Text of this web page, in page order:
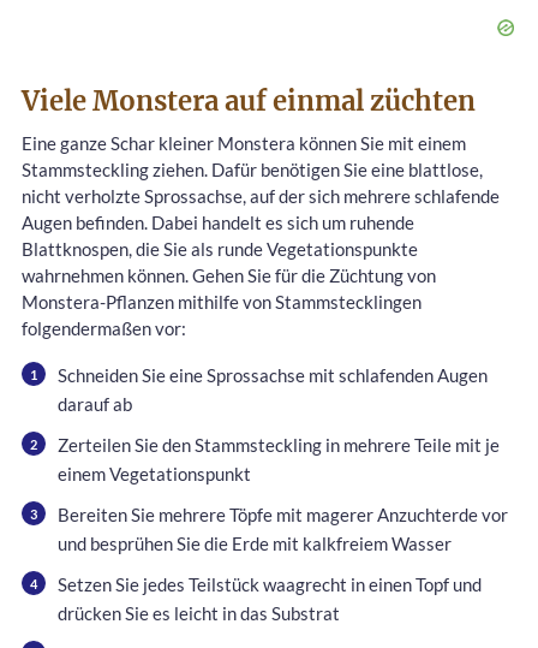
Viele Monstera auf einmal züchten
Eine ganze Schar kleiner Monstera können Sie mit einem
Stammsteckling ziehen. Dafür benötigen Sie eine blattlose,
nicht verholzte Sprossachse, auf der sich mehrere schlafende
Augen befinden. Dabei handelt es sich um ruhende
Blattknospen, die Sie als runde Vegetationspunkte
wahrnehmen können. Gehen Sie für die Züchtung von
Monstera-Pflanzen mithilfe von Stammstecklingen
folgendermaßen vor:
Schneiden Sie eine Sprossachse mit schlafenden Augen
darauf ab
Zerteilen Sie den Stammsteckling in mehrere Teile mit je
einem Vegetationspunkt
Bereiten Sie mehrere Töpfe mit magerer Anzuchterde vor
und besprühen Sie die Erde mit kalkfreiem Wasser
Setzen Sie jedes Teilstück waagrecht in einen Topf und
drücken Sie es leicht in das Substrat